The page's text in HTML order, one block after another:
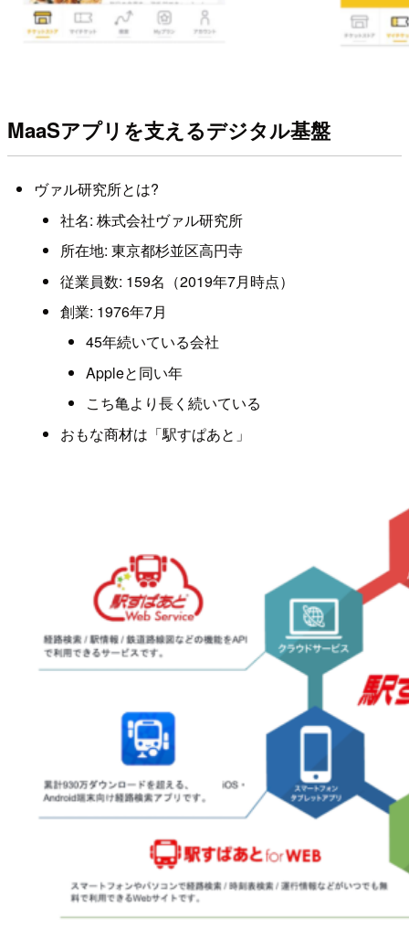
MaaSアプリを支えるデジタル基盤
ヴァル研究所とは?
社名: 株式会社ヴァル研究所
所在地: 東京都杉並区高円寺
従業員数: 159名（2019年7月時点）
創業: 1976年7月
45年続いている会社
Appleと同い年
こち亀より長く続いている
おもな商材は「駅すぱあと」